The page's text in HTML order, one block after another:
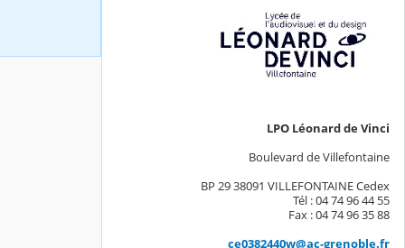
LPO Léonard de Vinci
Boulevard de Villefontaine
BP 29 38091 VILLEFONTAINE Cedex
Tél : 04 74 96 44 55
Fax : 04 74 96 35 88
ce0382440w@ac-grenoble.fr